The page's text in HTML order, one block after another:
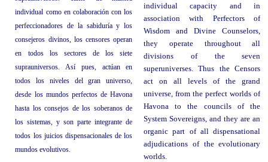
individual como en colaboración con los
perfeccionadores de la sabiduría y los
consejeros divinos, los censores operan
en todos los sectores de los siete
suprauniversos. Así pues, actúan en
todos los niveles del gran universo,
desde los mundos perfectos de Havona
hasta los consejos de los soberanos de
los sistemas, y son parte integrante de
todos los juicios dispensacionales de los
mundos evolutivos.
individual capacity and in
association with Perfectors of
Wisdom and Divine Counselors,
they operate throughout all
divisions of the seven
superuniverses. Thus the Censors
act on all levels of the grand
universe, from the perfect worlds of
Havona to the councils of the
System Sovereigns, and they are an
organic part of all dispensational
adjudications of the evolutionary
worlds.